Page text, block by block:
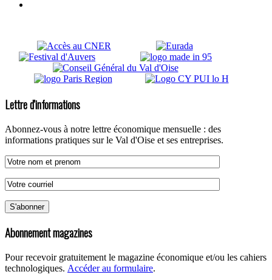
Lettre d'informations
Abonnez-vous à notre lettre économique mensuelle : des
informations pratiques sur le Val d'Oise et ses entreprises.
Abonnement magazines
Pour recevoir gratuitement le magazine économique et/ou les cahiers
technologiques. Accéder au formulaire.